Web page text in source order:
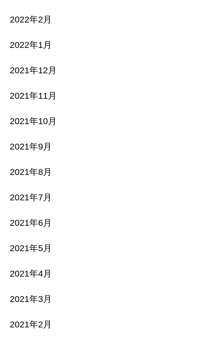
2022年2月
2022年1月
2021年12月
2021年11月
2021年10月
2021年9月
2021年8月
2021年7月
2021年6月
2021年5月
2021年4月
2021年3月
2021年2月